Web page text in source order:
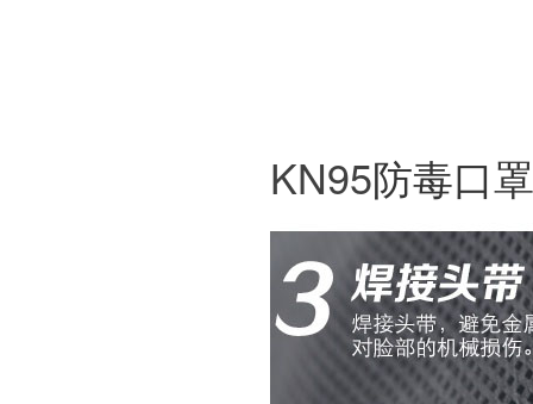
KN95防毒口罩